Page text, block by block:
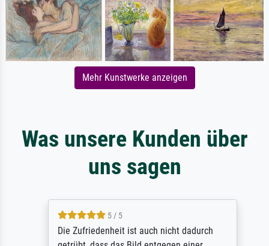
Mehr Kunstwerke anzeigen
Was unsere Kunden über
uns sagen
5 / 5
Die Zufriedenheit ist auch nicht dadurch